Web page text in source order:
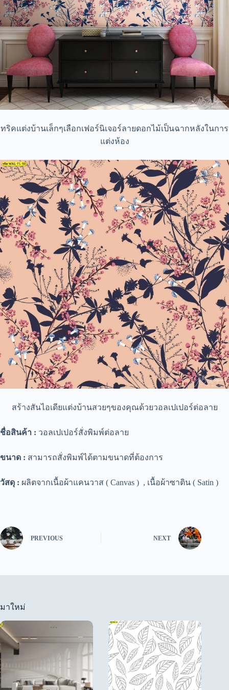
ทริคแต่งบ้านเล็กๆเลือกเฟอร์นิเจอร์ลายดอกไม้เป็นฉากหลังในการ
แต่งห้อง
สร้างสันไอเดียแต่งบ้านสวยๆของคุณด้วยวอลเปเปอร์ต่อลาย
ชื่อสินค้า : วอลเปเปอร์สั่งพิมพ์ต่อลาย
ขนาด : สามารถสั่งพิมพ์ได้ตามขนาดที่ต้องการ
วัสดุ : ผลิตจากเนื้อผ้าแคนวาส ( Canvas ) , เนื้อผ้าซาติน ( Satin )
PREVIOUS NEXT
มาใหม่